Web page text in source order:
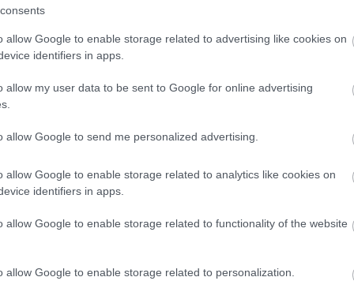
allow Google to enable storage related to advertising like cookies on
identifiers in apps.
allow my user data to be sent to Google for online advertising
allow Google to send me personalized advertising.
allow Google to enable storage related to analytics like cookies on
identifiers in apps.
allow Google to enable storage related to functionality of the website
allow Google to enable storage related to personalization.
και αν αυτό μεταφραστεί σε μείωση
θα είναι και οι OLED τηλεοράσεις με
νοημοσύνη, κατηγορία που
και στην οποία έχει
07:36